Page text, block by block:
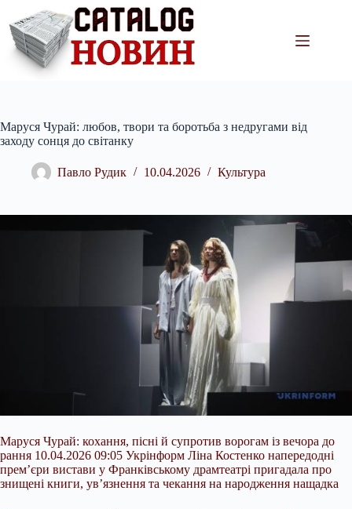
вмісту
Маруся Чурай: любов, твори та боротьба з недругами від
заходу сонця до світанку
Павло Рудик 10.04.2026 Культура
Маруся Чурай: кохання, пісні й супротив ворогам із вечора до
рання 10.04.2026 09:05 Укрінформ Ліна Костенко напередодні
прем’єри вистави у Франківському драмтеатрі пригадала про
знищені книги, ув’язнення та чекання на народження нащадка